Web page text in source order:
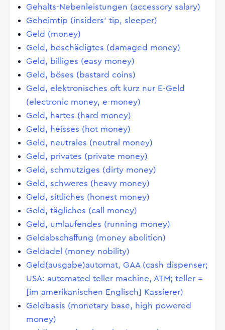
Gehalts-Nebenleistungen (accessory salary)
Geheimtip (insiders' tip, sleeper)
Geld (money)
Geld, beschädigtes (damaged money)
Geld, billiges (easy money)
Geld, böses (bastard coins)
Geld, elektronisches oft kurz nur E-Geld
(electronic money, e-money)
Geld, hartes (hard money)
Geld, heisses (hot money)
Geld, neutrales (neutral money)
Geld, privates (private money)
Geld, schmutziges (dirty money)
Geld, schweres (heavy money)
Geld, sittliches (honest money)
Geld, tägliches (call money)
Geld, umlaufendes (running money)
Geldabschaffung (money abolition)
Geldadel (money nobility)
Geld(ausgabe)automat, GAA (cash dispenser;
USA: automated teller machine, ATM; teller =
[im amerikanischen Englisch] Kassierer)
Geldbasis (monetary base, high powered
money)